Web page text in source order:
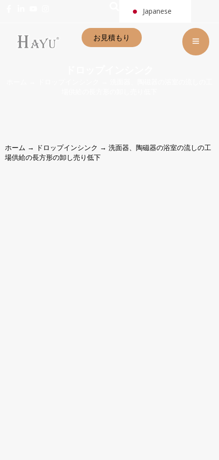
Japanese
お見積もり
ホーム → ドロップインシンク → 洗面器、陶磁器の浴室の流しの工
場供給の長方形の卸し売り低下